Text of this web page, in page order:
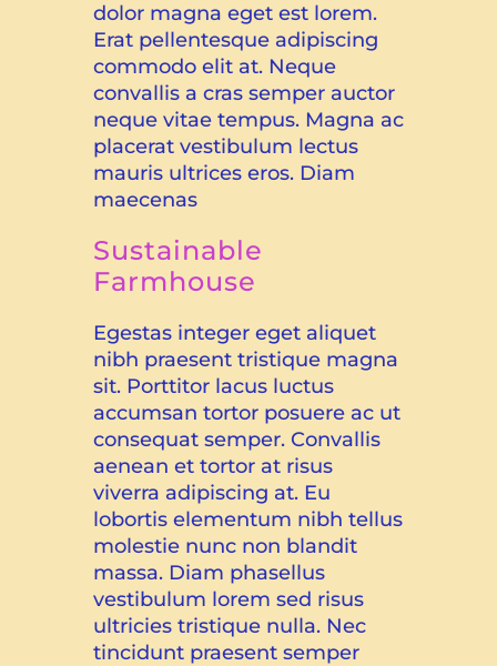
dolor magna eget est lorem.
Erat pellentesque adipiscing
commodo elit at. Neque
convallis a cras semper auctor
neque vitae tempus. Magna ac
placerat vestibulum lectus
mauris ultrices eros. Diam
maecenas
Sustainable
Farmhouse
Egestas integer eget aliquet
nibh praesent tristique magna
sit. Porttitor lacus luctus
accumsan tortor posuere ac ut
consequat semper. Convallis
aenean et tortor at risus
viverra adipiscing at. Eu
lobortis elementum nibh tellus
molestie nunc non blandit
massa. Diam phasellus
vestibulum lorem sed risus
ultricies tristique nulla. Nec
tincidunt praesent semper